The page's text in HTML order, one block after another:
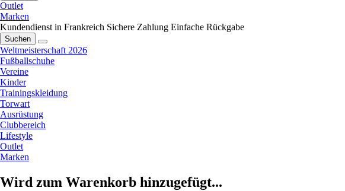
Outlet
Marken
Kundendienst in Frankreich Sichere Zahlung Einfache Rückgabe
Suchen
Weltmeisterschaft 2026
Fußballschuhe
Vereine
Kinder
Trainingskleidung
Torwart
Ausrüstung
Clubbereich
Lifestyle
Outlet
Marken
Wird zum Warenkorb hinzugefügt...